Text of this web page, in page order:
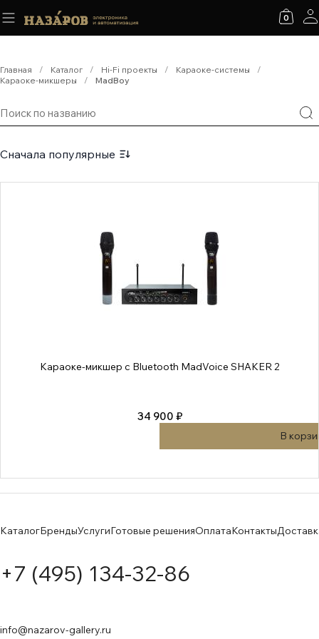
0
Главная / Каталог / Hi-Fi проекты / Караоке-системы
/
Караоке-микшеры
/ MadBoy
Сначала популярные
Караоке-микшер с Bluetooth MadVoice SHAKER 2
34 900 ₽
В
КаталогБрендыУслугиГотовые решенияОплатаКонтакты
+7 (495) 134-32-86
info@nazarov-gallery.ru